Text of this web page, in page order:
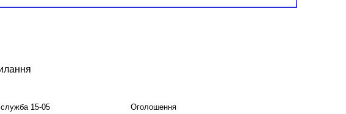
15-05 Оголошення